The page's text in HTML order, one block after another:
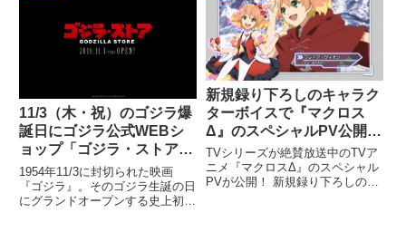
パーホビーVOL.13」にて掲載し
ます！ ぜひぜひお楽し
11/3（木・祝）のゴジラ爆
誕日にゴジラ公式WEBシ
ョップ「ゴジラ・ストア」
オープン！さらに期間限定
で新宿マルイ アネックス
に「ゴジラ・ストア 巨災
1954年11/3に封切られた映画
『ゴジラ』。そのゴジラ生誕の日
にグランドオープンする史上初と
新規録り下ろしのキャラク
ターボイスで『マクロス
Δ』のスペシャルPV公開！
ワルキューレの楽曲も満載
だぞ！
TVシリーズが絶賛放送中のTVア
ニメ『マクロスΔ』のスペシャル
PVが公開！ 新規録り下ろしのキ